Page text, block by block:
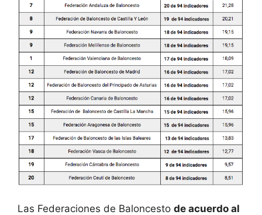
Las Federaciones de Baloncesto de acuerdo al